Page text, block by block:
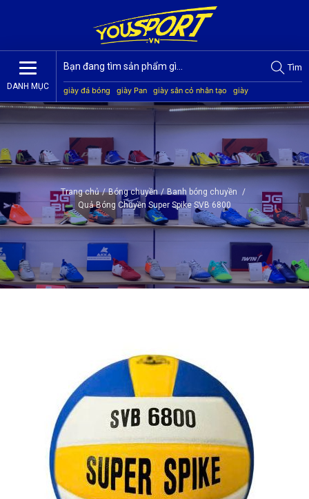
DANH MỤC
Tìm
giày đá bóng giày Pan giày sân cỏ nhân tạo
giày
Jogarbola
giày Mitre giày Akka quần áo bóng đá
giày
Trang chủ / Bóng chuyền / Banh bóng chuyền /
Quả Bóng Chuyền Super Spike SVB 6800